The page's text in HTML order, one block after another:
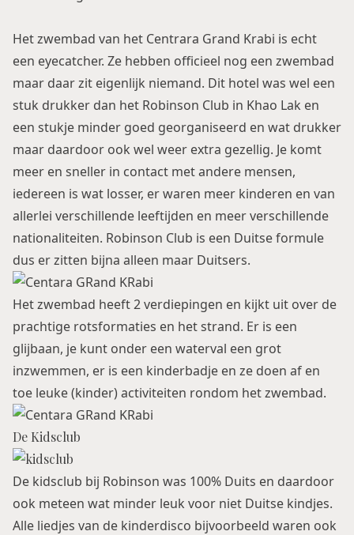
Het zwembad van het Centrara Grand Krabi is echt
een eyecatcher. Ze hebben officieel nog een zwembad
maar daar zit eigenlijk niemand. Dit hotel was wel een
stuk drukker dan het Robinson Club in Khao Lak en
een stukje minder goed georganiseerd en wat drukker
maar daardoor ook wel weer extra gezellig. Je komt
meer en sneller in contact met andere mensen,
iedereen is wat losser, er waren meer kinderen en van
allerlei verschillende leeftijden en meer verschillende
nationaliteiten. Robinson Club is een Duitse formule
dus er zitten bijna alleen maar Duitsers.
Het zwembad heeft 2 verdiepingen en kijkt uit over de
prachtige rotsformaties en het strand. Er is een
glijbaan, je kunt onder een waterval een grot
inzwemmen, er is een kinderbadje en ze doen af en
toe leuke (kinder) activiteiten rondom het zwembad.
De Kidsclub
De kidsclub bij Robinson was 100% Duits en daardoor
ook meteen wat minder leuk voor niet Duitse kindjes.
Alle liedjes van de kinderdisco bijvoorbeeld waren ook